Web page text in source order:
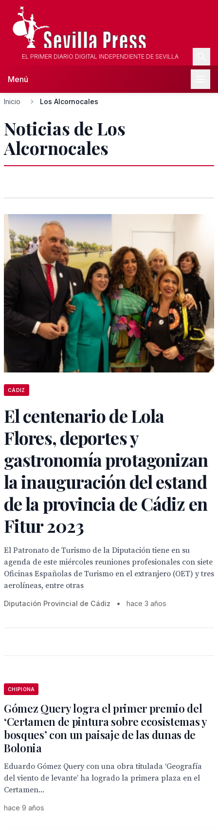
EL PRIMER DIARIO DIGITAL INDEPENDIENTE DE SEVILLA
Menú
Inicio Los Alcornocales
Noticias de Los
Alcornocales
CÁDIZ
El centenario de Lola
Flores, deportes y
gastronomía protagonizan
la inauguración del estand
de la provincia de Cádiz en
Fitur 2023
El Patronato de Turismo de la Diputación tiene en su
agenda de este miércoles reuniones profesionales con siete
Oficinas Españolas de Turismo en el extranjero (OET) y tres
aerolíneas, entre otras
Diputación Provincial de Cádiz • hace 3 años
CHIPIONA
Gómez Query logra el primer premio del
‘Certamen de pintura sobre ecosistemas y
bosques’ con un paisaje de las dunas de
Bolonia
Eduardo Gómez Query con una obra titulada ‘Geografía
del viento de levante’ ha logrado la primera plaza en el
Certamen...
hace 9 años